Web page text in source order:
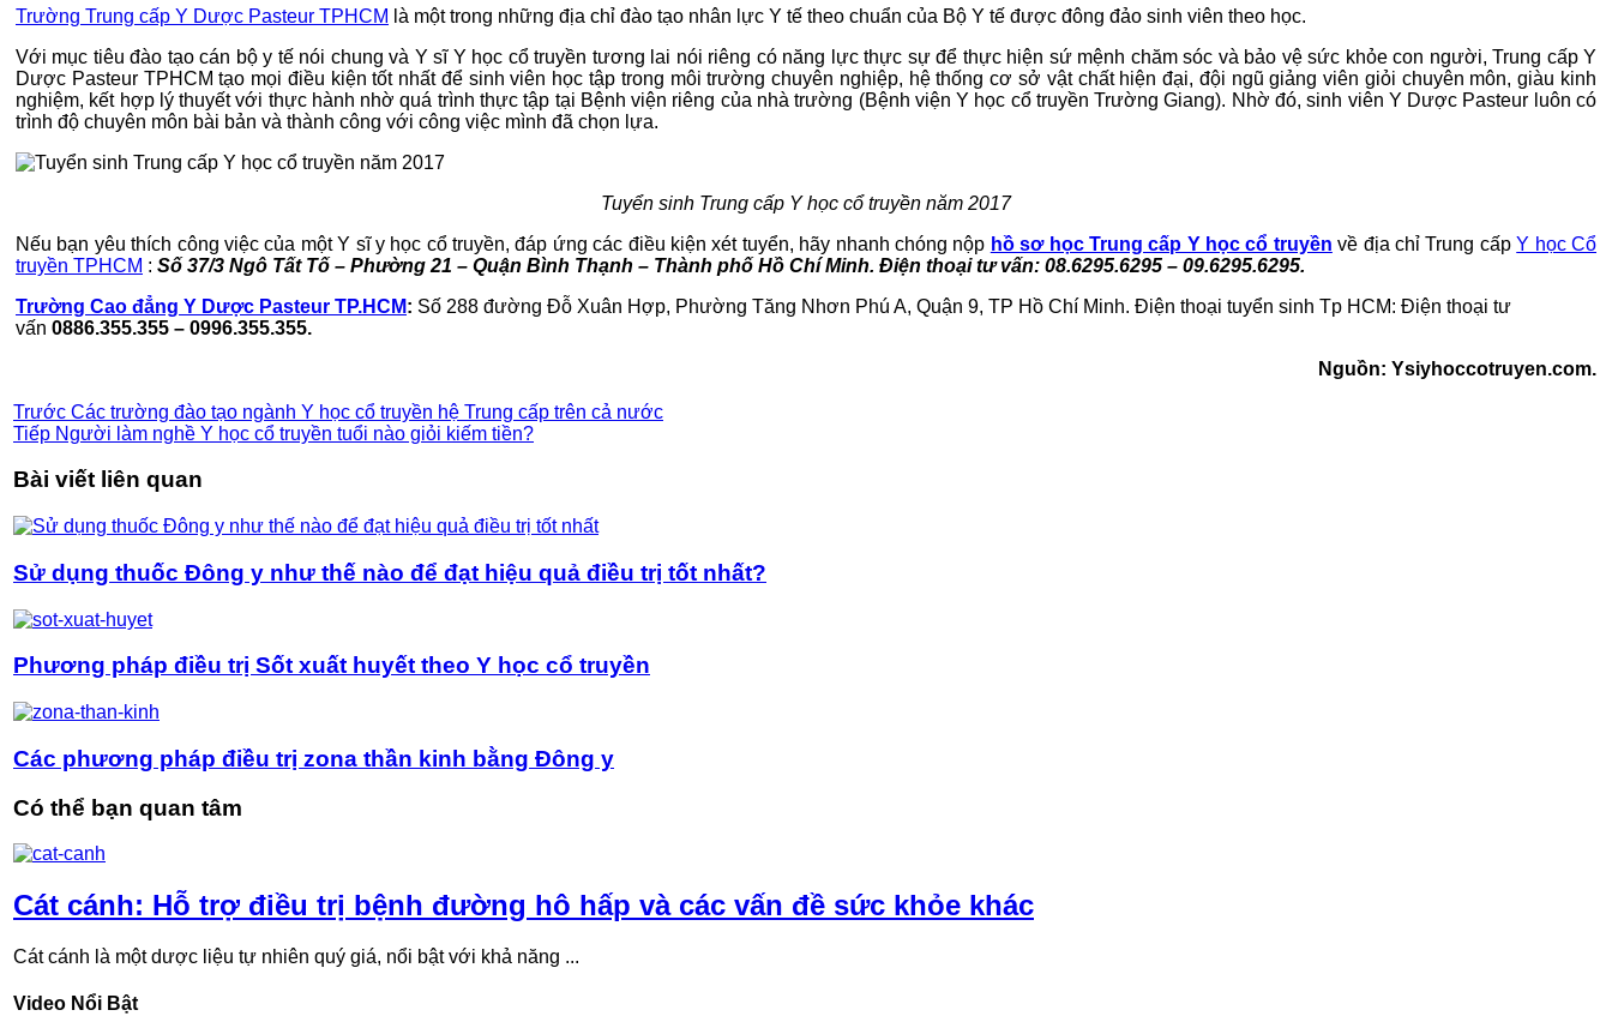
Trường Trung cấp Y Dược Pasteur TPHCM là một trong những địa chỉ đào tạo nhân lực Y tế theo chuẩn của Bộ Y tế được đông đảo sinh viên theo học.
Với mục tiêu đào tạo cán bộ y tế nói chung và Y sĩ Y học cổ truyền tương lai nói riêng có năng lực thực sự để thực hiện sứ mệnh chăm sóc và bảo vệ sức khỏe con người, Trung cấp Y
Dược Pasteur TPHCM tạo mọi điều kiện tốt nhất để sinh viên học tập trong môi trường chuyên nghiệp, hệ thống cơ sở vật chất hiện đại, đội ngũ giảng viên giỏi chuyên môn, giàu kinh
nghiệm, kết hợp lý thuyết với thực hành nhờ quá trình thực tập tại Bệnh viện riêng của nhà trường (Bệnh viện Y học cổ truyền Trường Giang). Nhờ đó, sinh viên Y Dược Pasteur luôn có
trình độ chuyên môn bài bản và thành công với công việc mình đã chọn lựa.
Tuyển sinh Trung cấp Y học cổ truyền năm 2017
Nếu bạn yêu thích công việc của một Y sĩ y học cổ truyền, đáp ứng các điều kiện xét tuyển, hãy nhanh chóng nộp hồ sơ học Trung cấp Y học cổ truyền về địa chỉ Trung cấpY học Cổ
truyền TPHCM : Số 37/3 Ngô Tất Tố – Phường 21 – Quận Bình Thạnh – Thành phố Hồ Chí Minh. Điện thoại tư vấn: 08.6295.6295 – 09.6295.6295.
Trường Cao đẳng Y Dược Pasteur TP.HCM: Số 288 đường Đỗ Xuân Hợp, Phường Tăng Nhơn Phú A, Quận 9, TP Hồ Chí Minh. Điện thoại tuyển sinh Tp HCM: Điện thoại tư
vấn 0886.355.355 – 0996.355.355.
Nguồn: Ysiyhoccotruyen.com.
Trước Các trường đào tạo ngành Y học cổ truyền hệ Trung cấp trên cả nước
Tiếp Người làm nghề Y học cổ truyền tuổi nào giỏi kiếm tiền?
Bài viết liên quan
Sử dụng thuốc Đông y như thế nào để đạt hiệu quả điều trị tốt nhất?
Phương pháp điều trị Sốt xuất huyết theo Y học cổ truyền
Các phương pháp điều trị zona thần kinh bằng Đông y
Có thể bạn quan tâm
Cát cánh: Hỗ trợ điều trị bệnh đường hô hấp và các vấn đề sức khỏe khác
Cát cánh là một dược liệu tự nhiên quý giá, nổi bật với khả năng ...
Video Nổi Bật